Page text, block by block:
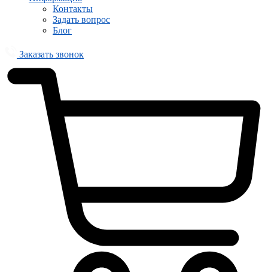
Контакты
Задать вопрос
Блог
Заказать звонок